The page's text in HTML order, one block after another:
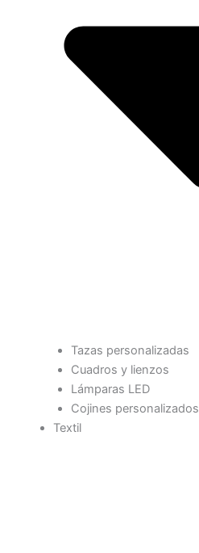
Tazas personalizadas
Cuadros y lienzos
Lámparas LED
Cojines personalizados
Textil